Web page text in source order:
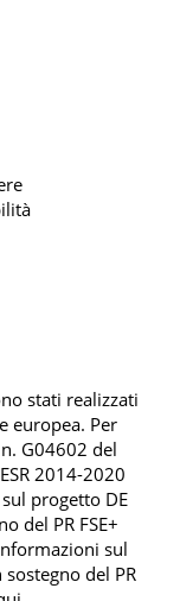
stati realizzati
europea. Per
G04602 del
2014-2020
progetto DE
del PR FSE+
sul
del PR